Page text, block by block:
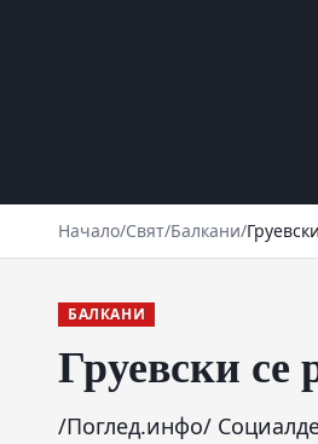
Начало/Свят/Балкани/
БАЛКАНИ
Груевски се
/Поглед.инфо/